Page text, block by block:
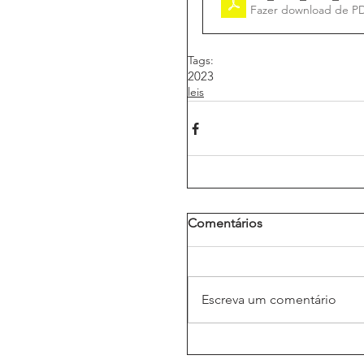
Fazer download de
Tags:
2023
leis
Comentários
Escreva um comentário